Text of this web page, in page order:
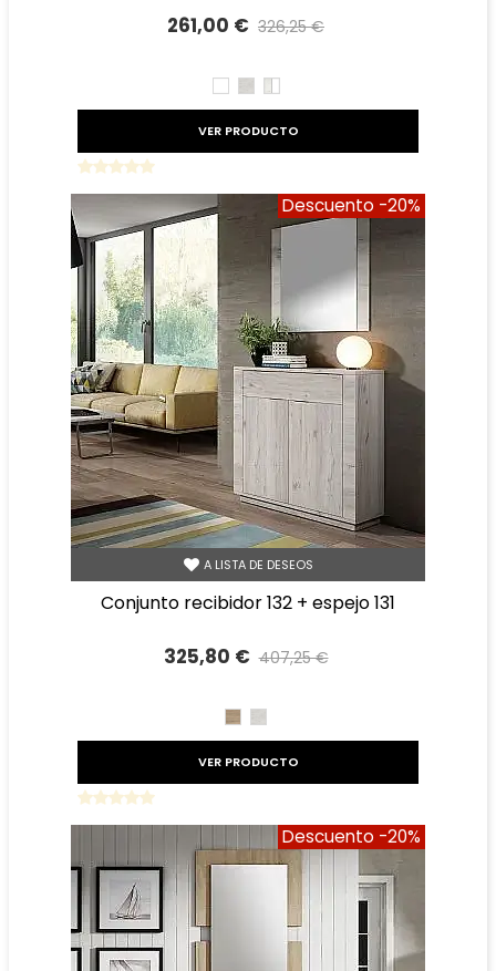
261,00 € 326,25 €
BLANCO
TIBETTIBET
VER PRODUCTO
Descuento -20%
A LISTA DE DESEOS
conjunto recibidor 132 + espejo 131
325,80 € 407,25 €
CAMBRIAN
VER PRODUCTO
Descuento -20%